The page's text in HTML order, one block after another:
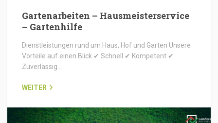
Gartenarbeiten – Hausmeisterservice
– Gartenhilfe
Dienstleistungen rund um Haus, Hof und Garten Unsere
Vorteile auf einen Blick ✔ Schnell ✔ Kompetent ✔
Zuverlässig…
WEITER